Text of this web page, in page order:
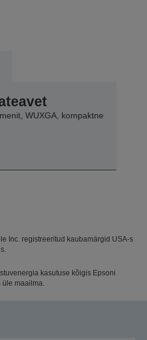
WUXGA, kompaktne
Inc. registreeritud kaubamärgid USA-s
kasutuse kõigis Epsoni
maailma.